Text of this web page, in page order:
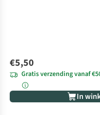
€5,50
Gratis verzending vanaf
In